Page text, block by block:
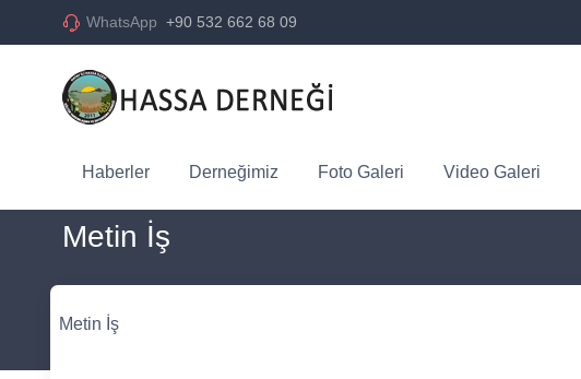
WhatsApp +90 532 662 68 09
Haberler Derneğimiz Foto Galeri Video Galeri
Metin İş
Metin İş